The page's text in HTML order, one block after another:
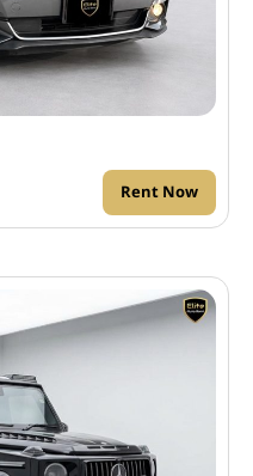
Rent Now